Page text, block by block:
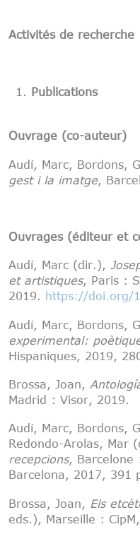
Activités de recherche
Publications
Ouvrage (co-auteur)
Audí, Marc, Bordons,
gest i la imatge ,
Ouvrages (éditeur et
Audí, Marc (dir.),
et artistiques, Paris :
2019.
https://doi.org/
Audí, Marc, Bordons,
experimental:
Hispaniques, 2019,
Brossa, Joan,
Madrid : Visor, 2019.
Audí, Marc, Bordons,
Redondo-Arolas, Mar
recepcions, Barcelone
Barcelona, 2017, 391
Brossa, Joan, Els
eds.), Marseille : CipM,